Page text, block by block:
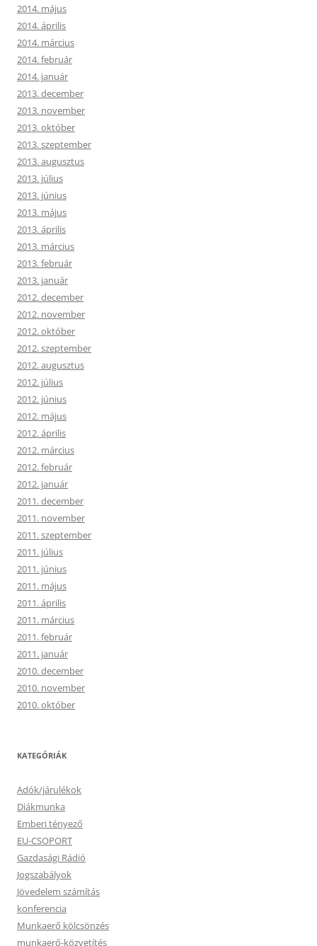
2014. május
2014. április
2014. március
2014. február
2014. január
2013. december
2013. november
2013. október
2013. szeptember
2013. augusztus
2013. július
2013. június
2013. május
2013. április
2013. március
2013. február
2013. január
2012. december
2012. november
2012. október
2012. szeptember
2012. augusztus
2012. július
2012. június
2012. május
2012. április
2012. március
2012. február
2012. január
2011. december
2011. november
2011. szeptember
2011. július
2011. június
2011. május
2011. április
2011. március
2011. február
2011. január
2010. december
2010. november
2010. október
KATEGÓRIÁK
Adók/járulékok
Diákmunka
Emberi tényező
EU-CSOPORT
Gazdasági Rádió
Jogszabályok
Jövedelem számítás
konferencia
Munkaerő kölcsönzés
munkaerő-közvetítés